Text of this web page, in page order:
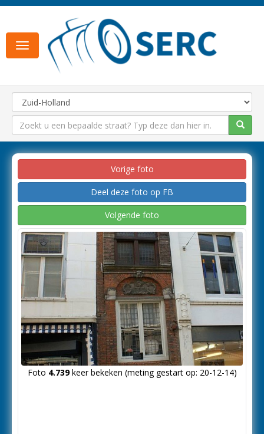
Toggle
navigation
Vorige foto
Deel deze foto op FB
Volgende foto
Foto 4.739keer bekeken (meting gestart op: 20-12-14)